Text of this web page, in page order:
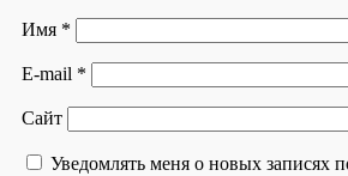
Имя *
E-mail *
Сайт
Уведомлять меня о новых записях